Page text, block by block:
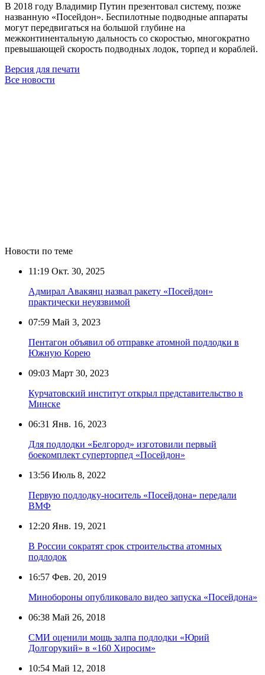
В 2018 году Владимир Путин презентовал систему, позже
названную «Посейдон». Беспилотные подводные аппараты
могут передвигаться на большой глубине на
межконтинентальную дальность со скоростью, многократно
превышающей скорость подводных лодок, торпед и кораблей.
Версия для печати
Все новости
Новости по теме
11:19 Окт. 30, 2025
Адмирал Авакянц назвал ракету «Посейдон»
практически неуязвимой
07:59 Май 3, 2023
Пентагон объявил об отправке атомной подлодки в
Южную Корею
09:03 Март 30, 2023
Курчатовский институт открыл представительство в
Минске
06:31 Янв. 16, 2023
Для подлодки «Белгород» изготовили первый
боекомплект суперторпед «Посейдон»
13:56 Июль 8, 2022
Первую подлодку-носитель «Посейдона» передали
ВМФ
12:20 Янв. 19, 2021
В России сократят срок строительства атомных
подлодок
16:57 Фев. 20, 2019
Минобороны опубликовало видео запуска «Посейдона»
06:38 Май 26, 2018
СМИ оценили мощь залпа подлодки «Юрий
Долгорукий» в «160 Хиросим»
10:54 Май 12, 2018